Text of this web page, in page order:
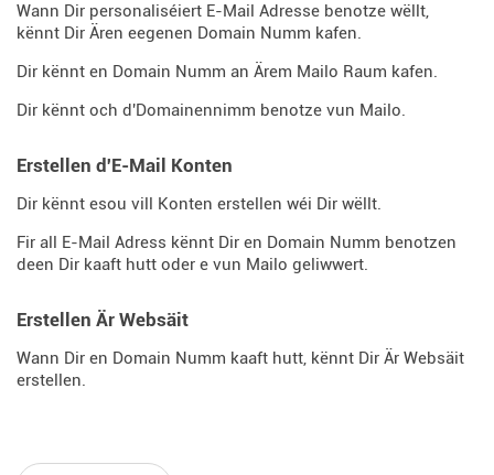
Wann Dir personaliséiert E-Mail Adresse benotze wëllt,
kënnt Dir Ären eegenen Domain Numm kafen.
Dir kënnt en Domain Numm an Ärem Mailo Raum kafen.
Dir kënnt och d'Domainennimm benotze vun Mailo.
Erstellen d'E-Mail Konten
Dir kënnt esou vill Konten erstellen wéi Dir wëllt.
Fir all E-Mail Adress kënnt Dir en Domain Numm benotzen
deen Dir kaaft hutt oder e vun Mailo geliwwert.
Erstellen Är Websäit
Wann Dir en Domain Numm kaaft hutt, kënnt Dir Är Websäit
erstellen.